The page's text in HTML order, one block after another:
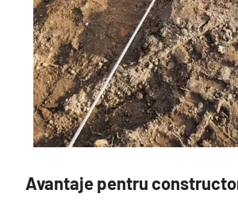
Avantaje pentru